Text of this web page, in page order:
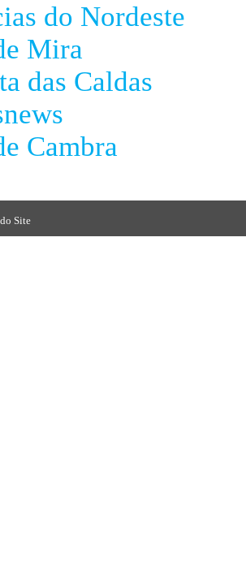
do Nordeste
Mira
das Caldas
Cambra
Site